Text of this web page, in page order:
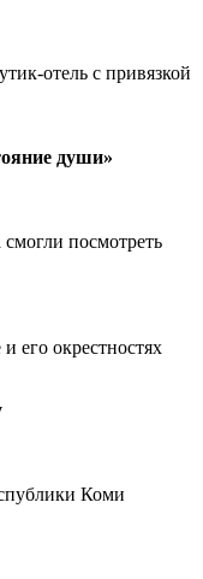
отель с привязкой
души»
посмотреть
его окрестностях
Коми